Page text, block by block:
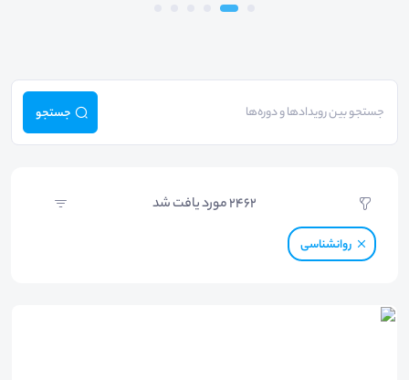
جستجو
2462مورد یافت شد
روانشناسی